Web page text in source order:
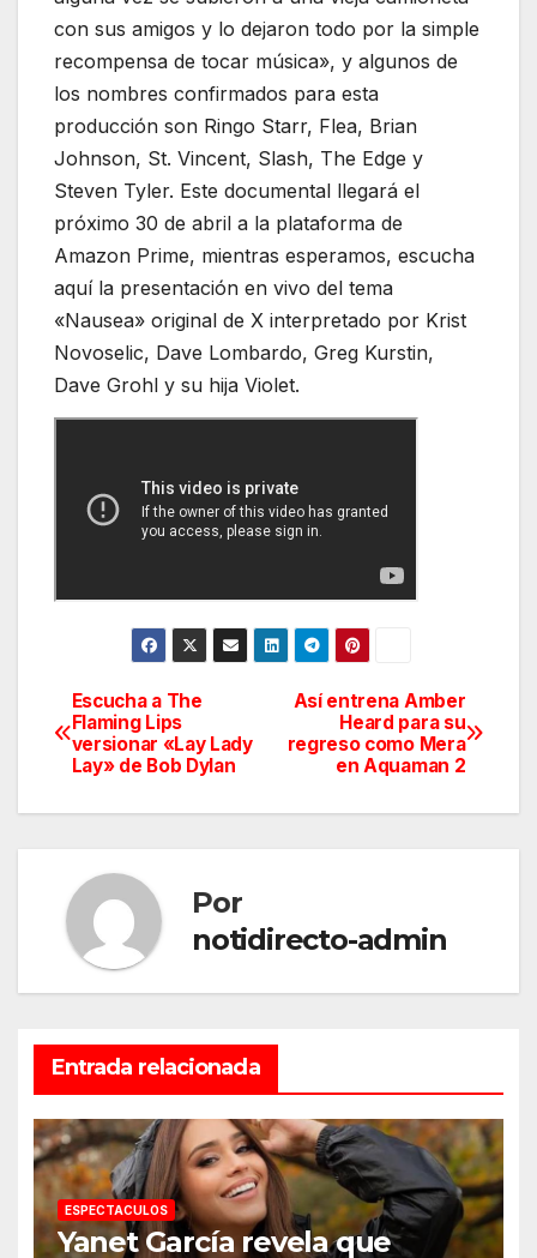
con sus amigos y lo dejaron todo por la simple
recompensa de tocar música», y algunos de
los nombres confirmados para esta
producción son Ringo Starr, Flea, Brian
Johnson, St. Vincent, Slash, The Edge y
Steven Tyler. Este documental llegará el
próximo 30 de abril a la plataforma de
Amazon Prime, mientras esperamos, escucha
aquí la presentación en vivo del tema
«Nausea» original de X interpretado por Krist
Novoselic, Dave Lombardo, Greg Kurstin,
Dave Grohl y su hija Violet.
Navegación
de
entradas
Así entrena Amber
Heard para su
regreso como Mera
en Aquaman 2
Escucha a The
Flaming Lips
versionar «Lay Lady
Lay» de Bob Dylan
Por
notidirecto-admin
Entrada relacionada
ESPECTACULOS
Yanet García revela que